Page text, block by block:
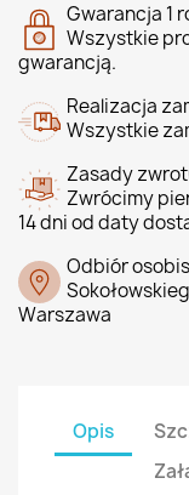
Gwarancja 1
Wszystkie
gwarancją.
Realizacja
Wszystkie
Zasady
Zwrócimy
14 dni od daty
Odbiór
Warszawa
Opis